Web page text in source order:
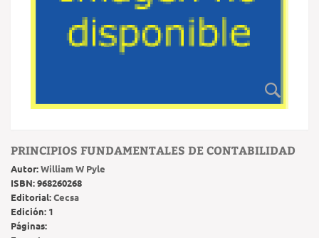
PRINCIPIOS FUNDAMENTALES DE CONTABILIDAD
Autor:William W Pyle
ISBN:968260268
Editorial:Cecsa
Edición: 1
Páginas: